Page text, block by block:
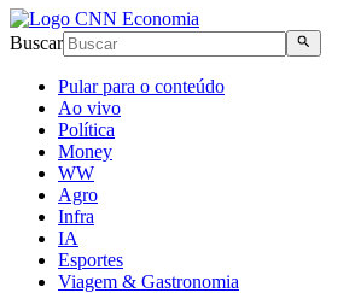
Buscar
Pular para o conteúdo
Ao vivo
Política
Money
WW
Agro
Infra
IA
Esportes
Viagem & Gastronomia